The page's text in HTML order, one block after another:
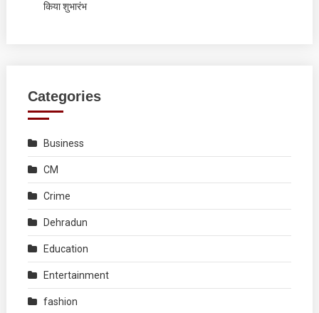
किया शुभारंभ
Categories
Business
CM
Crime
Dehradun
Education
Entertainment
fashion